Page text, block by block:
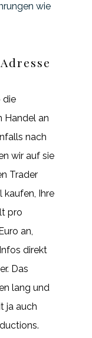
wie
die
Handel an
nach
wir auf sie
Trader
Ihre
pro
an,
direkt
Das
lang und
ja auch